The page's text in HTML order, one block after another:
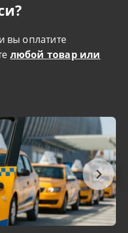
вы оплатите
любой товар или